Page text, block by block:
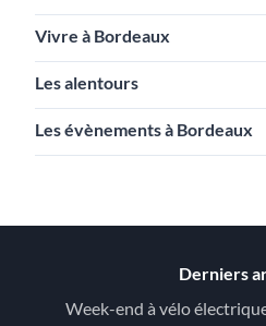
Vivre à Bordeaux
Les alentours
Les évènements à Bordeaux
Derniers
Week-end à vélo